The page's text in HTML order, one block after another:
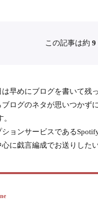
この記事は約 9
早めにブログを書いて残
ログのネタが思いつかず
ョンサービスである
に戯言編成でお送りした